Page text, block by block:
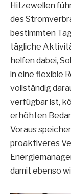
Hitzewellen
des
bestimmten
tägliche
helfen dabei,
in eine flexible
vollständig
verfügbar ist,
erhöhten
Voraus
proaktiveres
damit ebenso